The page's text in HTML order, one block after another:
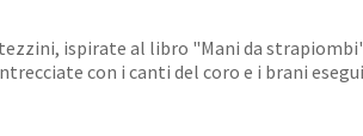
ispirate al libro "Mani da
con i canti del coro e i brani